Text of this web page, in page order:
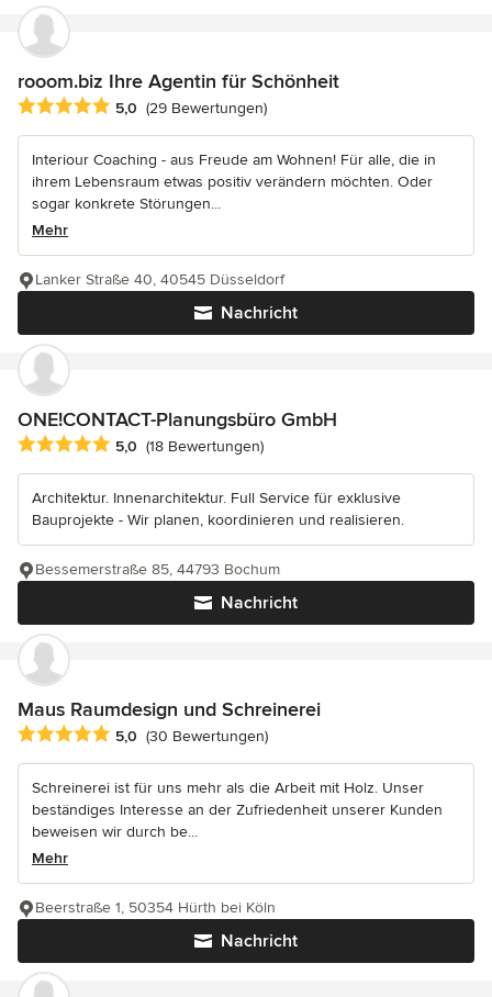
rooom.biz Ihre Agentin für Schönheit
Durchschnittliche Bewertung: 5 von 5 Sternen
5,0 (29 Bewertungen)
Interiour Coaching - aus Freude am Wohnen! Für alle, die in
ihrem Lebensraum etwas positiv verändern möchten. Oder
sogar konkrete Störungen...
Mehr
Nachricht
Lanker Straße 40, 40545 Düsseldorf
ONE!CONTACT-Planungsbüro GmbH
Durchschnittliche Bewertung: 5 von 5 Sternen
5,0 (18 Bewertungen)
Architektur. Innenarchitektur. Full Service für exklusive
Bauprojekte - Wir planen, koordinieren und realisieren.
Nachricht
Bessemerstraße 85, 44793 Bochum
Maus Raumdesign und Schreinerei
Durchschnittliche Bewertung: 5 von 5 Sternen
5,0 (30 Bewertungen)
Schreinerei ist für uns mehr als die Arbeit mit Holz. Unser
beständiges Interesse an der Zufriedenheit unserer Kunden
beweisen wir durch be...
Mehr
Nachricht
Beerstraße 1, 50354 Hürth bei Köln